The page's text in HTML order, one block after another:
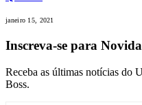
janeiro 15, 2021
Inscreva-se para
Receba as últimas notícias do
Boss.